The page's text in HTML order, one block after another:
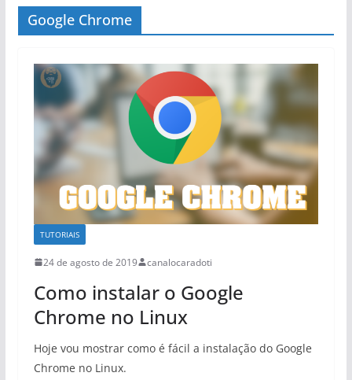
Google Chrome
TUTORIAIS
24 de agosto de 2019 canalocaradoti
Como instalar o Google
Chrome no Linux
Hoje vou mostrar como é fácil a instalação do Google
Chrome no Linux.